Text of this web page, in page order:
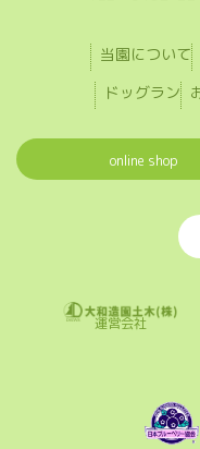
当園について
ドッグラン
online shop
ア
イ
コ
運営会社